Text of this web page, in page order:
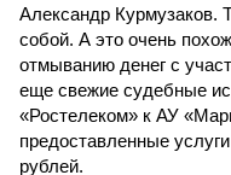
Александр Курмузаков.
собой. А это очень
отмыванию денег с
еще свежие судебные
«Ростелеком» к АУ
предоставленные
рублей.